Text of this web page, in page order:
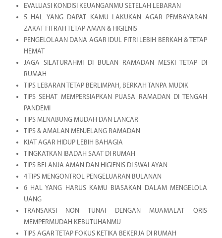
EVALUASI KONDISI KEUANGANMU SETELAH LEBARAN
5 HAL YANG DAPAT KAMU LAKUKAN AGAR PEMBAYARAN
ZAKAT FITRAH TETAP AMAN & HIGIENIS
PENGELOLAAN DANA AGAR IDUL FITRI LEBIH BERKAH & TETAP
HEMAT
JAGA SILATURAHMI DI BULAN RAMADAN MESKI TETAP DI
RUMAH
TIPS LEBARAN TETAP BERLIMPAH, BERKAH TANPA MUDIK
TIPS SEHAT MEMPERSIAPKAN PUASA RAMADAN DI TENGAH
PANDEMI
TIPS MENABUNG MUDAH DAN LANCAR
TIPS & AMALAN MENJELANG RAMADAN
KIAT AGAR HIDUP LEBIH BAHAGIA
TINGKATKAN IBADAH SAAT DI RUMAH
TIPS BELANJA AMAN DAN HIGIENIS DI SWALAYAN
4 TIPS MENGONTROL PENGELUARAN BULANAN
6 HAL YANG HARUS KAMU BIASAKAN DALAM MENGELOLA
UANG
TRANSAKSI NON TUNAI DENGAN MUAMALAT QRIS
MEMPERMUDAH KEBUTUHANMU
TIPS AGAR TETAP FOKUS KETIKA BEKERJA DI RUMAH